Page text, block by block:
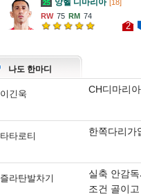
[18]
75
74
2
나도 한마디
이긴욱 CH디마리
타타로티 한쪽다리가
즐라탄발차기
실축 안감
조건 골이